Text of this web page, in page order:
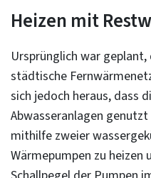
Heizen mit
Ursprünglich war
städtische
sich jedoch heraus, dass
Abwasseranlagen
mithilfe zweier
Wärmepumpen zu heizen